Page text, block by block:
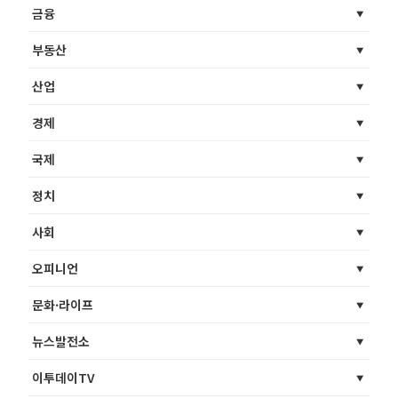
금융
부동산
산업
경제
국제
정치
사회
오피니언
문화·라이프
뉴스발전소
이투데이TV